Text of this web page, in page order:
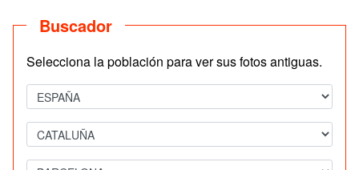
Buscador
Selecciona la población para ver sus fotos antiguas.